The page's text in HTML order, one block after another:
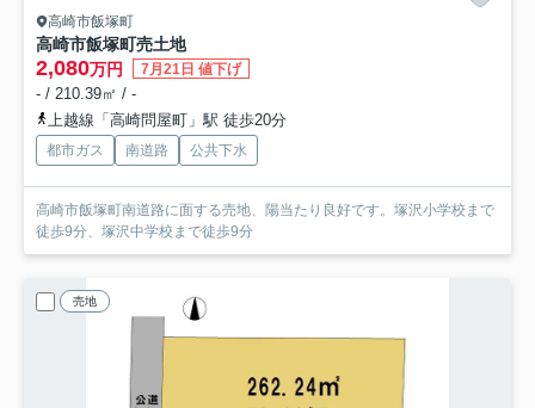
高崎市飯塚町
高崎市飯塚町売土地
2,080万円 7月21日 値下げ
- / 210.39㎡ / -
上越線「高崎問屋町」駅 徒歩20分
都市ガス 南道路 公共下水
高崎市飯塚町南道路に面する売地、陽当たり良好です。塚沢小学校まで
徒歩9分、塚沢中学校まで徒歩9分
売地